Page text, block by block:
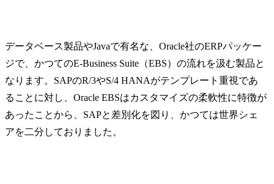
データベース製品やJavaで有名な、Oracle社のERPパッケー
ジで、かつてのE-Business Suite（EBS）の流れを汲む製品と
なります。SAPのR/3やS/4 HANAがテンプレート重視であ
ることに対し、Oracle EBSはカスタマイズの柔軟性に特徴が
あったことから、SAPと差別化を図り、かつては世界シェ
アを二分しておりました。